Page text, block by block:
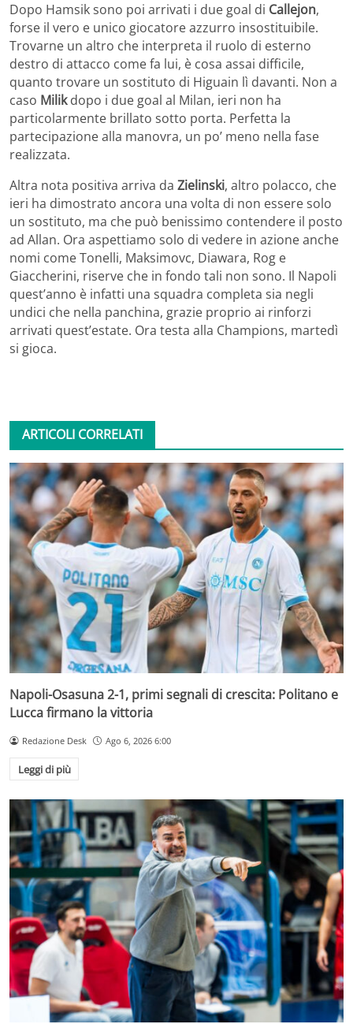
Dopo Hamsik sono poi arrivati i due goal di Callejon,
forse il vero e unico giocatore azzurro insostituibile.
Trovarne un altro che interpreta il ruolo di esterno
destro di attacco come fa lui, è cosa assai difficile,
quanto trovare un sostituto di Higuain lì davanti. Non a
caso Milikdopo i due goal al Milan, ieri non ha
particolarmente brillato sotto porta. Perfetta la
partecipazione alla manovra, un po’ meno nella fase
realizzata.
Altra nota positiva arriva da Zielinski, altro polacco, che
ieri ha dimostrato ancora una volta di non essere solo
un sostituto, ma che può benissimo contendere il posto
ad Allan. Ora aspettiamo solo di vedere in azione anche
nomi come Tonelli, Maksimovc, Diawara, Rog e
Giaccherini, riserve che in fondo tali non sono. Il Napoli
quest’anno è infatti una squadra completa sia negli
undici che nella panchina, grazie proprio ai rinforzi
arrivati quest’estate. Ora testa alla Champions, martedì
si gioca.
ARTICOLI CORRELATI
Napoli-Osasuna 2-1, primi segnali di crescita: Politano e
Lucca firmano la vittoria
Redazione Desk Ago 6, 2026 6:00
Leggi di più